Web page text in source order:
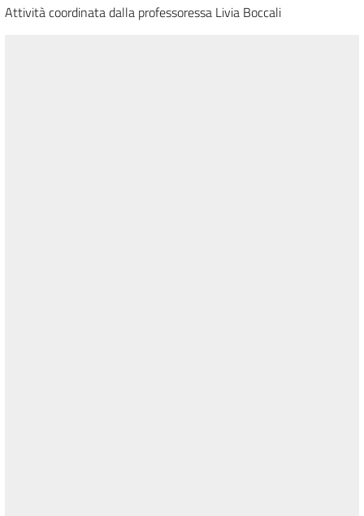
Attività coordinata dalla professoressa Livia Boccali